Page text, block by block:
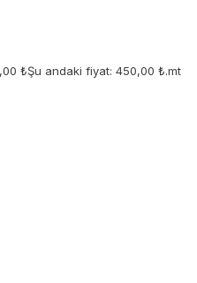
₺Şu andaki fiyat: 450,00 ₺.mt